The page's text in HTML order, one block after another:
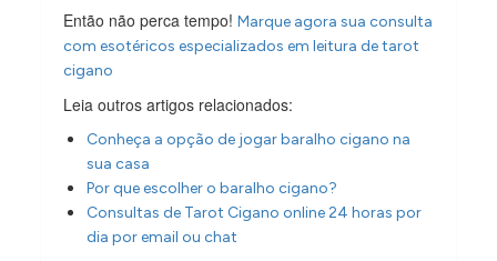
Então não perca tempo!Marque agora sua consulta
com esotéricos especializados em leitura de tarot
cigano
Leia outros artigos relacionados:
Conheça a opção de jogar baralho cigano na
sua casa
Por que escolher o baralho cigano?
Consultas de Tarot Cigano online 24 horas por
dia por email ou chat